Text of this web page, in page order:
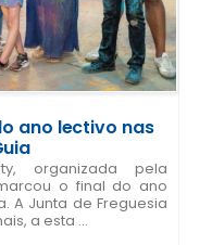
ano lectivo nas
organizada pela
o final do ano
A Junta de Freguesia
a esta ...